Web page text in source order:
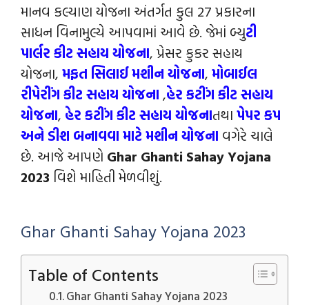
માનવ કલ્યાણ યોજના અંતર્ગત કુલ 27 પ્રકારના
સાધન વિનામુલ્યે આપવામાં આવે છે. જેમાં બ્યુટી
પાર્લર કીટ સહાય યોજના, પ્રેસર કુકર સહાય
યોજના, મફત સિલાઈ મશીન યોજના, મોબાઈલ
રીપેરીંગ કીટ સહાય યોજના ,હેર કટીંગ કીટ સહાય
યોજના, હેર કટીંગ કીટ સહાય યોજનાતથા પેપર કપ
અને ડીશ બનાવવા માટે મશીન યોજના વગેરે ચાલે
છે. આજે આપણે Ghar Ghanti Sahay Yojana
2023 વિશે માહિતી મેળવીશું.
Ghar Ghanti Sahay Yojana 2023
Table of Contents
Ghar Ghanti Sahay Yojana 2023